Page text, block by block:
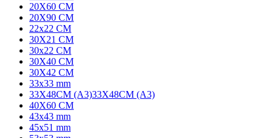
20X60 CM
20X90 CM
22x22 CM
30X21 CM
30x22 CM
30X40 CM
30X42 CM
33x33 mm
33X48CM (A3)33X48CM (A3)
40X60 CM
43x43 mm
45x51 mm